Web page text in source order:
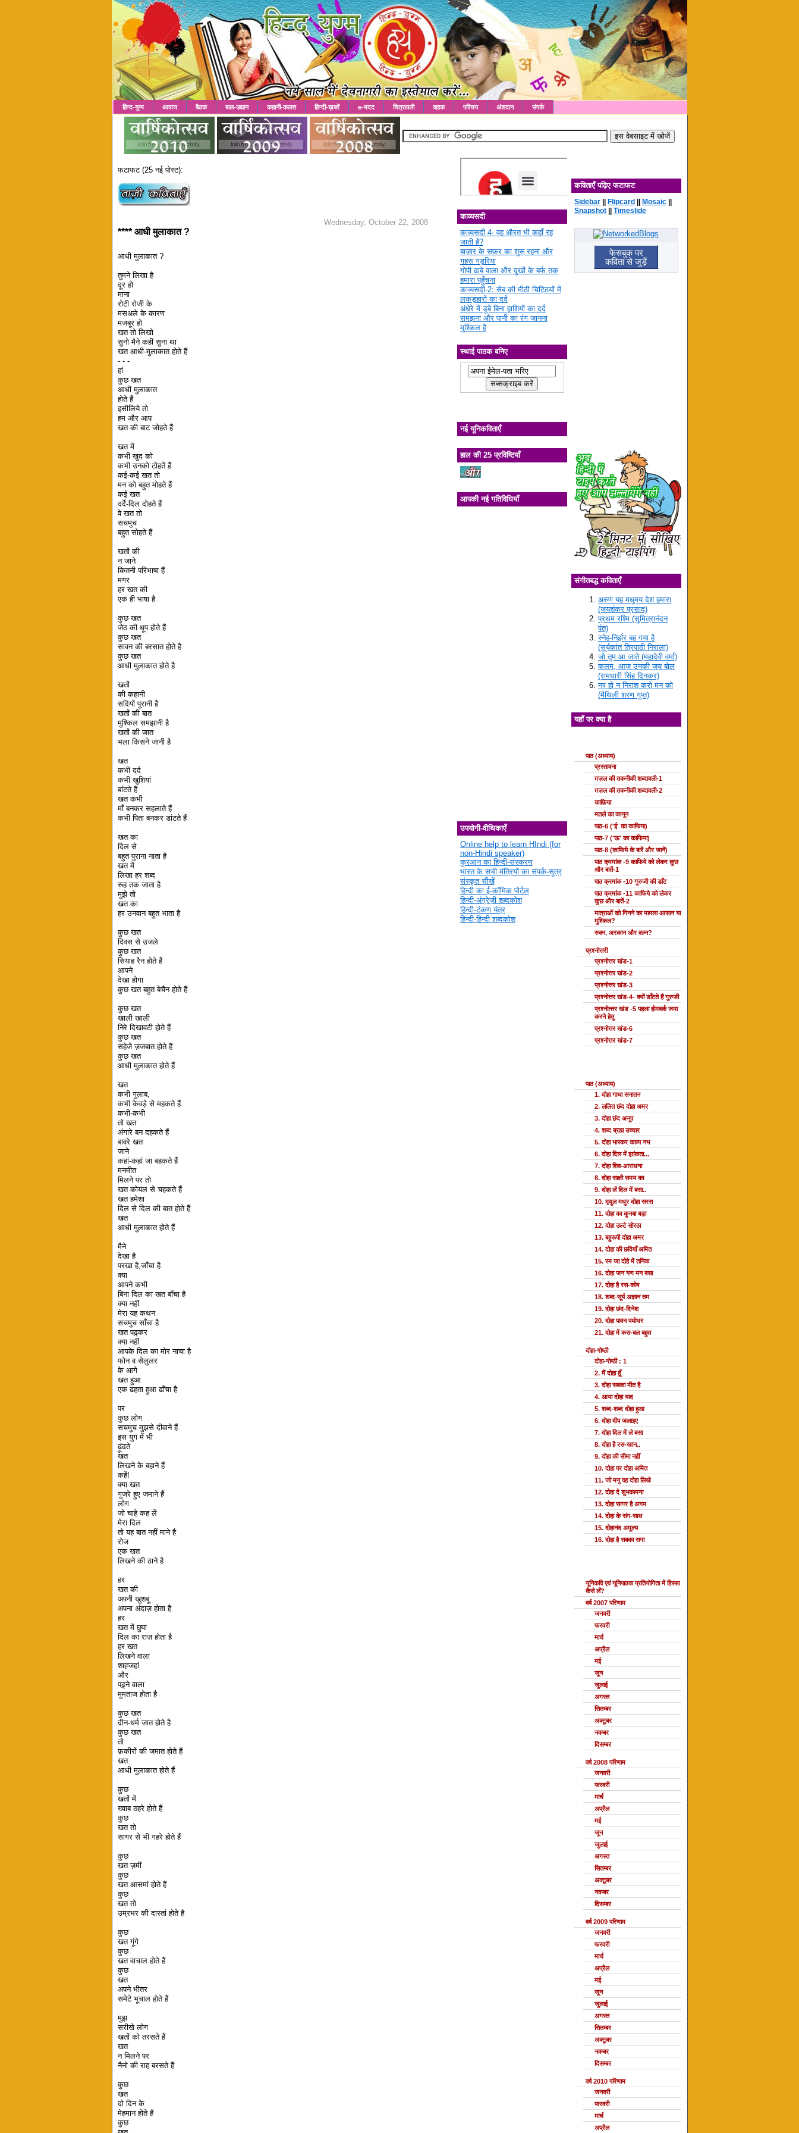
हिन्द-युग्म आवाज बैठक बाल-उद्यान कहानी-कलश हिन्दी-ख़बरें e-मदद चित्रावली वाहक परिचय अंशदान संपर्क
फटाफट (25 नई पोस्ट):
Wednesday, October 22, 2008
**** आधी मुलाकात ?
आधी मुलाकात ?
तुमने लिखा है
दूर हो
माना
रोटी रोजी के
मसअले के कारण
मजबूर हो
खत तो लिखो
सुनो मैने कहीं सुना था
खत आधी-मुलाकात होते हैं
- - -
हां
कुछ खत
आधी मुलाकात
होते हैं
इसीलिये तो
हम और आप
खत की बाट जोहते हैं
खत में
कभी खुद को
कभी उनको टोहतें हैं
कई-कई खत तो
मन को बहुत मोहते हैं
कई खत
दर्दे-दिल दोहते हैं
वे खत तो
सचमुच
बहुत सोहते हैं
खतों की
न जाने
कितनी परिभाषा हैं
मगर
हर खत की
एक ही भाषा है
कुछ खत
जेठ की धूप होते हैं
कुछ खत
सावन की बरसात होते है
कुछ खत
आधी मुलाकात होते है
खतों
की कहानी
सदियों पुरानी है
खतों की बात
मुश्किल समझानी है
खतों की जात
भला किसने जानी है
खत
कभी दर्द
कभी खुशियां
बांटते हैं
खत कभी
माँ बनकर सहलाते हैं
कभी पिता बनकर डांटते हैं
खत का
दिल से
बहुत पुराना नाता है
खत में
लिखा हर शब्द
रूह तक जाता है
मुझे तो
खत का
हर उनवान बहुत भाता है
कुछ खत
दिवस से उजले
कुछ खत
सियाह रैन होते हैं
आपने
देखा होगा
कुछ खत बहुत बेचैन होते हैं
कुछ खत
खाली खाली
निरे दिखावटी होते हैं
कुछ खत
सहेजे ज़जबात होते हैं
कुछ खत
आधी मुलाकात होते हैं
खत
कभी गुलाब,
कभी केवड़े से महकते हैं
कभी-कभी
तो खत
अंगारे बन दहकते हैं
बावरे खत
जाने
कहां-कहां जा बहकते हैं
मनमीत
मिलने पर तो
खत कोयल से चहकते हैं
खत हमेशा
दिल से दिल की बात होते हैं
खत
आधी मुलाकात होते हैं
मैने
देखा है
परखा है,जाँचा है
क्या
आपने कभी
बिना दिल का खत बाँचा है
क्या नहीं
मेरा यह कथन
सचमुच साँचा है
खत पढ़्कर
क्या नहीं
आपके दिल का मोर नाचा है
फोन व सेलुलर
के आगे
खत हुआ
एक ढहता हुआ ढाँचा है
पर
कुछ लोग
सचमुच मुझसे दीवाने हैं
इस युग में भी
ढ़ूंढते
खत
लिखने के बहाने हैं
कहें!
क्या खत
गुजरे हुए जमाने हैं
लोग
जो चाहे कह लें
मेरा दिल
तो यह बात नहीं माने है
रोज
एक खत
लिखने की ठाने है
हर
खत की
अपनी खुशबू
अपना अंदाज़ होता है
हर
खत में छुपा
दिल का राज़ होता है
हर खत
लिखने वाला
शाह्जहां
और
पढ़्ने वाला
मुमताज होता है
कुछ खत
दीन-धर्म जात होते है
कुछ खत
तो
फ़कीरों की जमात होते हैं
खत
आधी मुलाकात होते हैं
कुछ
खतों में
ख्वाब ठहरे होते हैं
कुछ
खत तो
सागर से भी गहरे होते हैं
कुछ
खत ज़मीं
कुछ
खत आसमां होते हैं
कुछ
खत तो
उम्रभर की दास्तां होते है
कुछ
खत गूंगे
कुछ
खत वाचाल होते हैं
कुछ
खत
अपने भीतर
समेटे भूचाल होते हैं
मुझ
सरीखे लोग
खतों को तरसते हैं
खत
न मिलने पर
नैनो की राह बरसते हैं
कुछ
खत
दो दिन के
मेहमान होते हैं
कुछ
काव्यसदी
काव्यसदी 4- वह औरत भी कहाँ रह
जाती है?
बाज़ार के सफ़र का शुरू रहना और
गहरू गड़रिया
गोपी ढाबे वाला और दुखों के बर्फ तक
हमारा पहुँचना
काव्यसदी-2: सेब की मीठी चिट्ठियों में
लकड़हारों का दर्द
अंधेरे में डूबे बिना हाशियों का दर्द
समझना और पानी का रंग जानना
मुश्किल है
स्थाई पाठक बनिए
नई यूनिकविताएँ
हाल की 25 प्रविष्टियाँ
आपकी नई गतिविधियाँ
उपयोगी-वीथिकाएँ
Online help to learn HIndi (for
non-Hindi speaker)
कुरआन का हिन्दी-संस्करण
भारत के सभी मंत्रियों का संपर्क-सूत्र
संस्कृत सीखें
हिन्दी का ई-कॉमिक पोर्टल
हिन्दी-अंग्रेज़ी शब्दकोश
हिन्दी-टंकण यंत्र
हिन्दी-हिन्दी शब्दकोश
कविताएँ पढ़िए फटाफट
Sidebar ||Flipcard ||Mosaic ||
Snapshot ||Timeslide
फेसबुक पर
कविता से जुड़ें
संगीतबद्ध कविताएँ
अरुण यह मधुमय देश हमारा
(जयशंकर प्रसाद)
प्रथम रश्मि (सुमित्रानंदन
पंत)
स्नेह-निर्झर बह गया है
(सूर्यकांत त्रिपाठी निराला)
जो तुम आ जाते (महादेवी वर्मा)
कलम, आज उनकी जय बोल
(रामधारी सिंह दिनकर)
नर हो न निराश करो मन को
(मैथिली शरण गुप्त)
यहाँ पर क्या है
पाठ (अध्याय)
प्रस्तावना
ग़ज़ल की तकनीकी शब्दावली-1
ग़ज़ल की तकनीकी शब्दावली-2
काफ़िया
मतले का कानून
पाठ-6 ('ई' का काफिया)
पाठ-7 ('ऊ' का काफिया)
पाठ-8 (काफिये के बारें और जानें)
पाठ क्रमांक -9 काफिये को लेकर कुछ
और बातें-1
पाठ क्रमांक -10 गुरुजी की डाँट
पाठ क्रमांक -11 काफिये को लेकर
कुछ और बातें-2
मात्राओं को गिनने का मामला आसान या
मुश्किल?
रुक्न, अरकान और वज़्न?
प्रश्नोत्तरी
प्रश्नोत्तर खंड-1
प्रश्नोत्तर खंड-2
प्रश्नोत्तर खंड-3
प्रश्नोत्तर खंड-4- क्यों डाँटते हैं गुरुजी
प्रश्‍नोत्‍तर खंड -5 पहला होमवर्क जमा
करने हेतु
प्रश्नोत्तर खंड-6
प्रश्नोत्तर खंड-7
पाठ (अध्याय)
1. दोहा गाथा सनातन
2. ललित छंद दोहा अमर
3. दोहा छंद अनूप
4. शब्द ब्रह्म उच्चार
5. दोहा भास्कर काव्य नभ
6. दोहा दिल में झांकता...
7. दोहा शिव-आराधना
8. दोहा साक्षी समय का
9. दोहा लें दिल में बसा..
10. मृदुल मधुर दोहा सरस
11. दोहा का कुनबा बड़ा
12. दोहा उल्टे सोरठा
13. बहुरूपी दोहा अमर
14. दोहा की छवियाँ अमित
15. रम जा दोहे में तनिक
16. दोहा जन गण मन बसा
17. दोहा है रस-कोष
18. शब्द-सूर्य अज्ञान तम
19. दोहा छंद-दिनेश
20. दोहा पावन पयोधर
21. दोहा में कस-बल बहुत
दोहा-गोष्ठी
दोहा-गोष्ठी : 1
2. मैं दोहा हूँ
3. दोहा सबका मीत है
4. आया दोहा याद
5. शब्द-शब्द दोहा हुआ
6. दोहा दीप जलाइए
7. दोहा दिल में ले बसा
8. दोहा है रस-खान..
9. दोहा की सीमा नहीं
10. दोहा पर दोहा अमित
11. जो मनु वह दोहा लिखे
12. दोहा दे शुभकामना
13. दोहा सागर है अगम
14. दोहा के संग-साथ
15. दोहानंद अमूल्य
16. दोहा है सबका सगा
यूनिकवि एवं यूनिपाठक प्रतियोगिता में हिस्सा
कैसे लें?
वर्ष 2007 परिणाम
जनवरी
फरवरी
मार्च
अप्रैल
मई
जून
जुलाई
अगस्त
सितम्बर
अक्टूबर
नवम्बर
दिसम्बर
वर्ष 2008 परिणाम
जनवरी
फरवरी
मार्च
अप्रैल
मई
जून
जुलाई
अगस्त
सितम्बर
अक्टूबर
नवम्बर
दिसम्बर
वर्ष 2009 परिणाम
जनवरी
फरवरी
मार्च
अप्रैल
मई
जून
जुलाई
अगस्त
सितम्बर
अक्टूबर
नवम्बर
दिसम्बर
वर्ष 2010 परिणाम
जनवरी
फरवरी
मार्च
अप्रैल